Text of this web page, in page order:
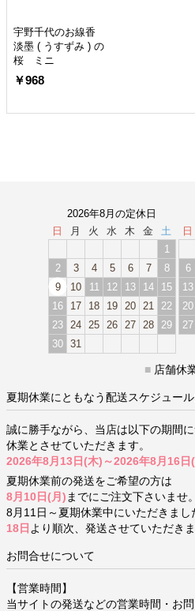
宇野千代のお線香
淡墨 ( うすずみ ) の
桜 ミニ
￥968
2026年8月の定休日
日
月 火 水 木 金
土
1
2
3 4 5 6 7
8
9
10 11 12 13 14
15
16
17 18 19 20 21
22
23
24 25 26 27 28
29
30 31
日
6
13
20
27
■ 店舗休
夏期休業にともなう配送スケジュー
誠に勝手ながら、当店は以下の期間
休業とさせていただきます。
2026年8月13日(木)～2026年8月16日
夏期休業前の発送をご希望の方は
8月10日(月) までにご注文下さいませ。
8月11日～夏期休業中にいただきまし
18日 より順次、発送させていただきま
お問合せについて
【営業時間】
当サイトの発送などの営業時間・お